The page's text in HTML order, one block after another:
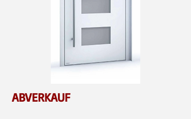
ABVERKAUF